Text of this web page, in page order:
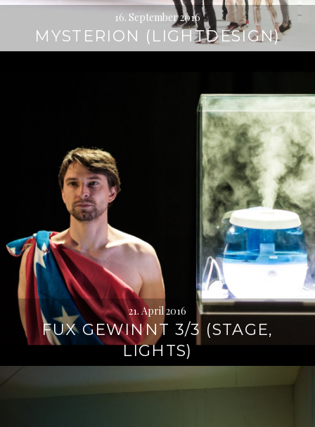
16. September 2016
MYSTERION (LIGHTDESIGN)
21. April 2016
FUX GEWINNT 3/3 (STAGE,
LIGHTS)